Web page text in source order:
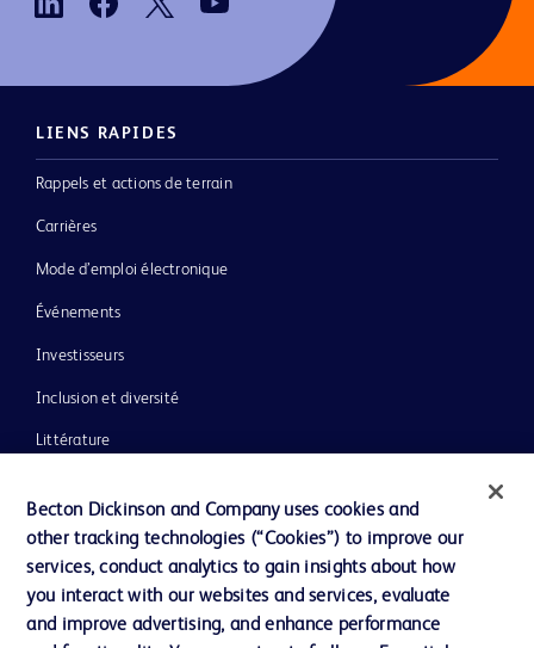
LIENS RAPIDES
Rappels et actions de terrain
Carrières
Mode d’emploi électronique
Événements
Investisseurs
Inclusion et diversité
Littérature
Notre entreprise
Éthique et conformité
Assistance
Becton Dickinson and Company uses cookies and
other tracking technologies (“Cookies”) to improve our
services, conduct analytics to gain insights about how
you interact with our websites and services, evaluate
and improve advertising, and enhance performance